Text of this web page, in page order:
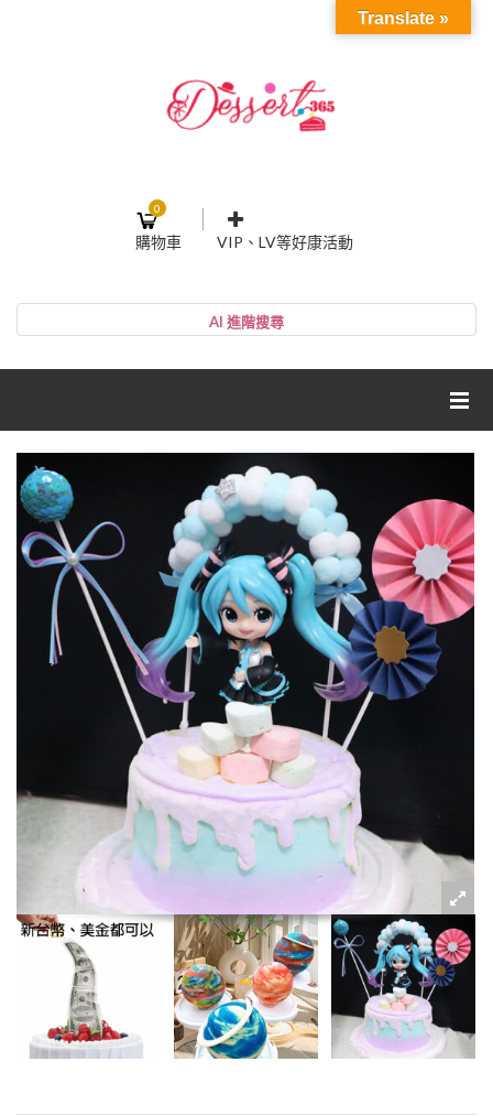
0
購物車 VIP、LV等好康活動
帳號
記住我
忘記密碼 註冊
網紅媽咪蛋糕心得分享
粉絲好康
加入甜點廚師接單平台
Translate »